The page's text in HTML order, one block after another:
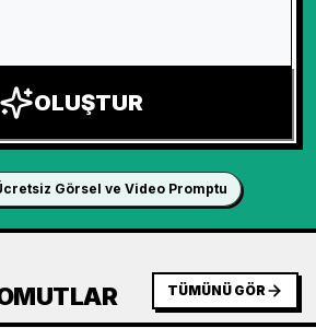
OLUŞTUR
Görsel ve Video Promptu
TÜMÜNÜ GÖR